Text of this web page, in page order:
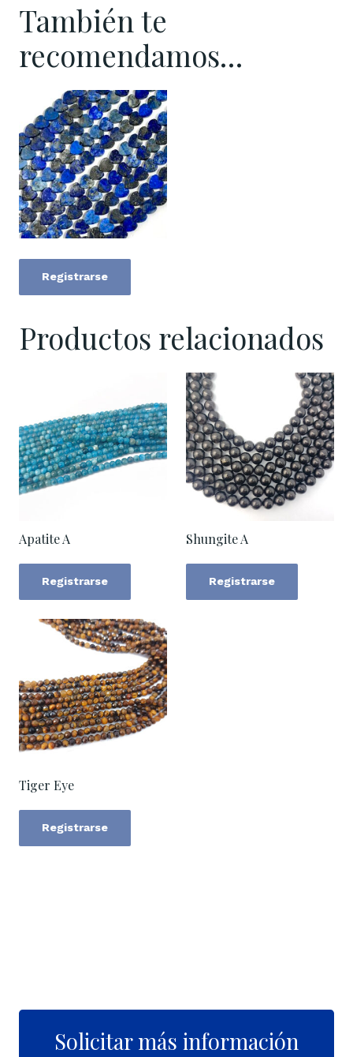
También te
recomendamos…
Registrarse
Productos relacionados
Apatite A
Registrarse
Shungite A
Registrarse
Tiger Eye
Registrarse
Solicitar más información